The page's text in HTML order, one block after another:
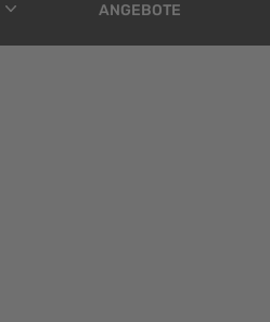
ANGEBOTE